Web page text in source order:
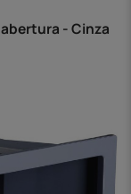
abertura - Cinza